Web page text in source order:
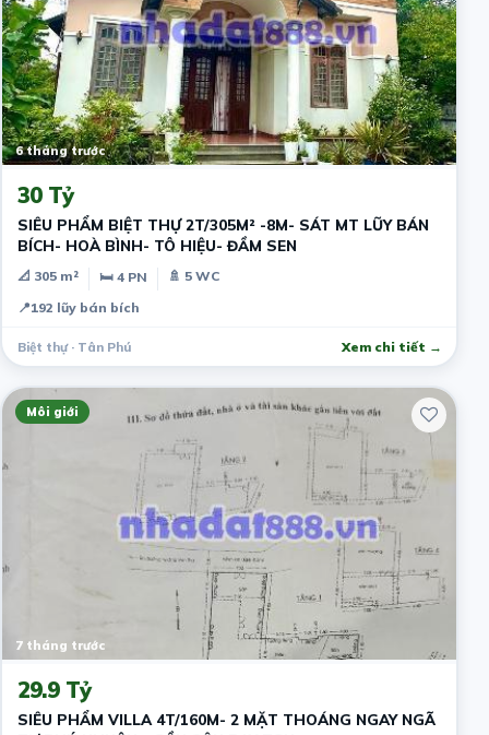
6 tháng trước
30 Tỷ
SIÊU PHẨM BIỆT THỰ 2T/305M² -8M- SÁT MT LŨY BÁN
BÍCH- HOÀ BÌNH- TÔ HIỆU- ĐẦM SEN
📐 305 m² 🛏 4 PN
🚿 5 WC
📍192 lũy bán bích
Biệt thự · Tân Phú Xem chi tiết →
Môi giới
7 tháng trước
29.9 Tỷ
SIÊU PHẨM VILLA 4T/160M- 2 MẶT THOÁNG NGAY NGÃ